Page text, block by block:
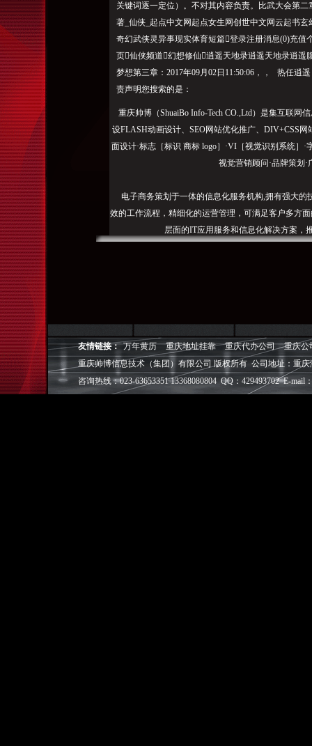
关键词逐一定位）。不对其内容负责。比武大会第
著_仙侠_起点中文网起点女生网创世中文网云起书
奇幻武侠灵异事现实体育短篇登录注册消息(0)充
页仙侠频道幻想修仙逍遥天地录逍遥天地录逍遥
梦想第三章：2017年09月02日11:50:06，， 热任逍
责声明您搜索的是：
重庆帅博（ShuaiBo Info-Tech CO.,Ltd）是集互联网
设FLASH动画设计、SEO网站优化推广、DIV+CSS
面设计·标志［标识 商标 logo］·VI［视觉识别系统］·
视觉营销顾问·品牌策划
电子商务策划于一体的信息化服务机构,拥有强大的
效的工作流程，精细化的运营管理，可满足客户多方
层面的IT应用服务和信息化解决方案，
◎帅博——网络营销
◎帅博——专业的团队
◎帅博——让网站突显
友情链接： 万年黄历 重庆地址挂靠 重庆代办公司
重庆公
重庆帅博信息技术（集团）有限公司 版权所有 公司地址：重
咨询热线：023-63653351 13368080804 QQ：429493702 E-mail